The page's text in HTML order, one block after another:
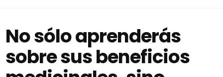
No sólo aprenderás
sobre sus beneficios